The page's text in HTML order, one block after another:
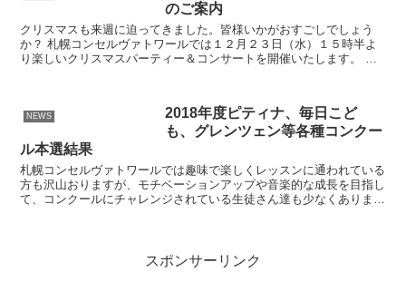
のご案内
クリスマスも来週に迫ってきました。皆様いかがおすごしでしょう
か？ 札幌コンセルヴァトワールでは１２月２３日（水）１５時半よ
り楽しいクリスマスパーティー＆コンサートを開催いたします。 ス
NEWS
2018年度ピティナ、毎日こど
も、グレンツェン等各種コンクー
ル本選結果
札幌コンセルヴァトワールでは趣味で楽しくレッスンに通われている
方も沢山おりますが、モチベーションアップや音楽的な成長を目指し
て、コンクールにチャレンジされている生徒さん達も少なくありませ
スポンサーリンク